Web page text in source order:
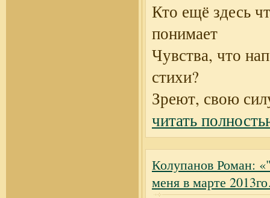
Кто ещё здесь
понимает
Чувства, что
стихи?
Зреют, свою
читать
Колупанов Роман:
меня в марте